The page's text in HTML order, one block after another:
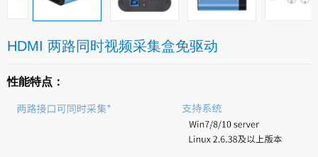
HDMI 两路同时视频采集盒免驱动
性能特点：